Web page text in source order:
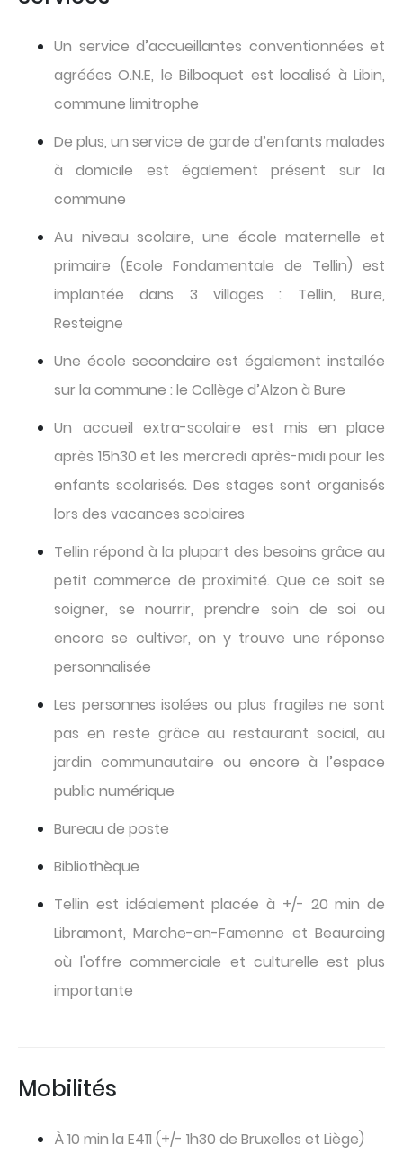
Un service d’accueillantes conventionnées et
agréées O.N.E, le Bilboquet est localisé à Libin,
commune limitrophe
De plus, un service de garde d’enfants malades
à domicile est également présent sur la
commune
Au niveau scolaire, une école maternelle et
primaire (Ecole Fondamentale de Tellin) est
implantée dans 3 villages : Tellin, Bure,
Resteigne
Une école secondaire est également installée
sur la commune : le Collège d’Alzon à Bure
Un accueil extra-scolaire est mis en place
après 15h30 et les mercredi après-midi pour les
enfants scolarisés. Des stages sont organisés
lors des vacances scolaires
Tellin répond à la plupart des besoins grâce au
petit commerce de proximité. Que ce soit se
soigner, se nourrir, prendre soin de soi ou
encore se cultiver, on y trouve une réponse
personnalisée
Les personnes isolées ou plus fragiles ne sont
pas en reste grâce au restaurant social, au
jardin communautaire ou encore à l’espace
public numérique
Bureau de poste
Bibliothèque
Tellin est idéalement placée à +/- 20 min de
Libramont, Marche-en-Famenne et Beauraing
où l'offre commerciale et culturelle est plus
importante
Mobilités
À 10 min la E411 (+/- 1h30 de Bruxelles et Liège)